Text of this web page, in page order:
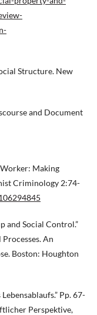
Structure. New
and Document
Worker: Making
Criminology 2:74-
and Social Control.”
An
Boston: Houghton
Pp. 67-
Perspektive,